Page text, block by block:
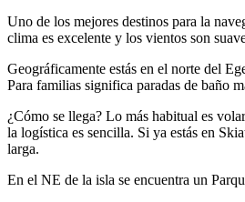
Uno de los mejores destinos para la
clima es excelente y los vientos son
Geográficamente estás en el norte del
Para familias significa paradas de baño
¿Cómo se llega? Lo más habitual es
la logística es sencilla. Si ya estás en
larga.
En el NE de la isla se encuentra un